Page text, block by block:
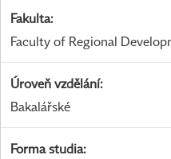
Fakulta:
Faculty of Regional
Úroveň vzdělání:
Bakalářské
Forma studia: